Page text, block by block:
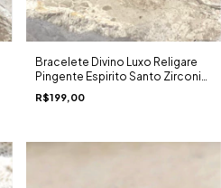
Bracelete Divino Luxo Religare
Pingente Espirito Santo Zirconia
Ouro 18K
R$199,00